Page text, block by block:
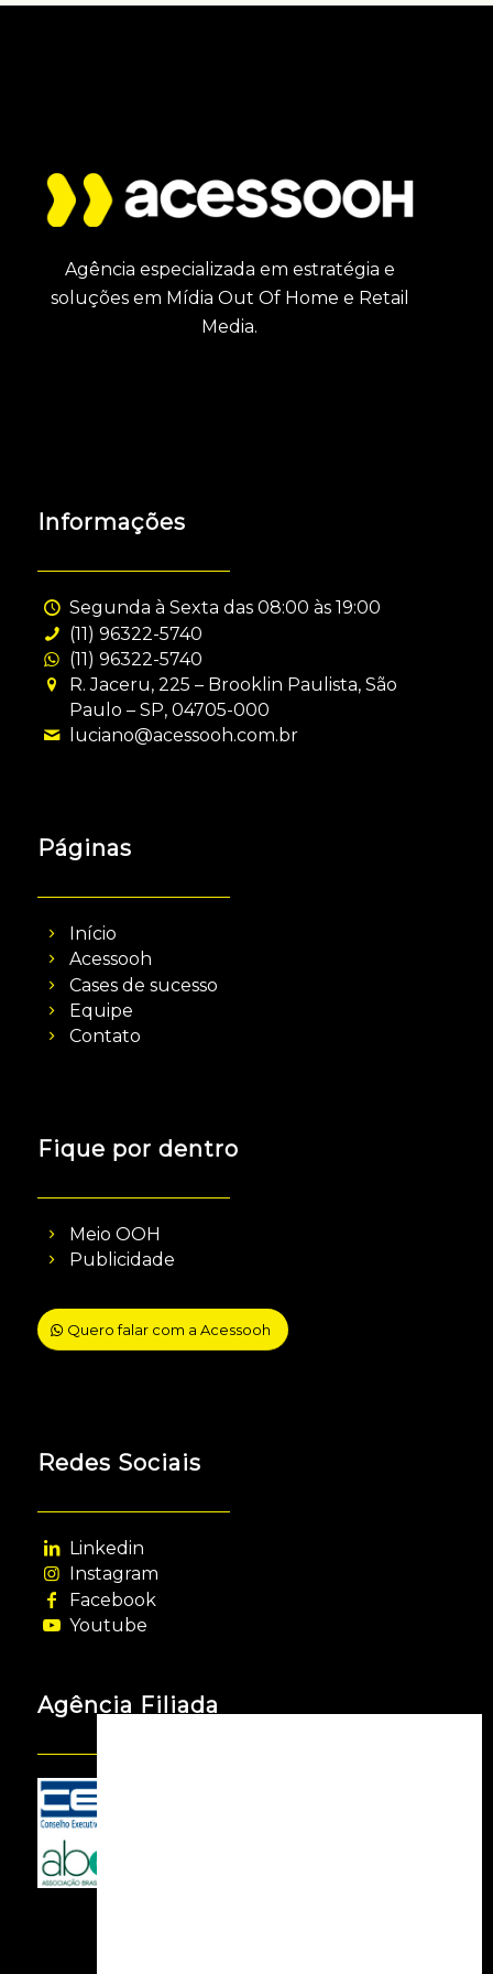
Agência especializada em estratégia e
soluções em Mídia Out Of Home e Retail
Media.
Informações
Segunda à Sexta das 08:00 às 19:00
(11) 96322-5740
(11) 96322-5740
R. Jaceru, 225 – Brooklin Paulista, São
Paulo – SP, 04705-000
luciano@acessooh.com.br
Páginas
Início
Acessooh
Cases de sucesso
Equipe
Contato
Fique por dentro
Meio OOH
Publicidade
Quero falar com a Acessooh
Redes Sociais
Linkedin
Instagram
Facebook
Youtube
Agência Filiada